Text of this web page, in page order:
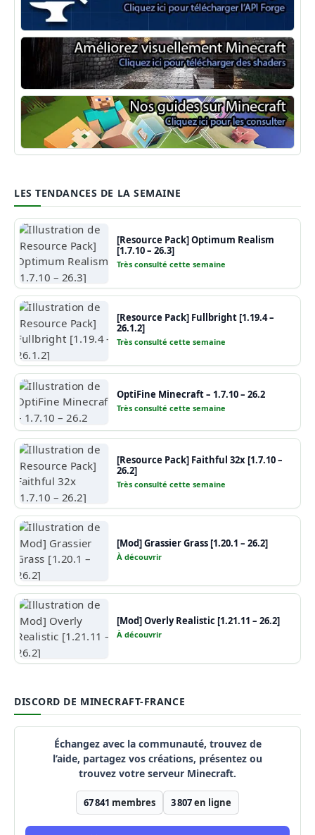
Minecraft Forge
Shaders Minecraft
Guide Minecraft
LES TENDANCES DE LA SEMAINE
[Resource Pack] Optimum Realism
[1.7.10 – 26.3]
Très consulté cette semaine
[Resource Pack] Fullbright [1.19.4 –
26.1.2]
Très consulté cette semaine
OptiFine Minecraft – 1.7.10 – 26.2
Très consulté cette semaine
[Resource Pack] Faithful 32x [1.7.10 –
26.2]
Très consulté cette semaine
[Mod] Grassier Grass [1.20.1 – 26.2]
À découvrir
[Mod] Overly Realistic [1.21.11 – 26.2]
À découvrir
DISCORD DE MINECRAFT-FRANCE
Échangez avec la communauté, trouvez de
l’aide, partagez vos créations, présentez ou
trouvez votre serveur Minecraft.
67 841 membres 3 807en ligne